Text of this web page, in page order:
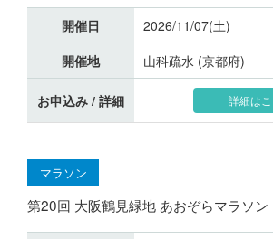
開催日
2026/11/07(土)
開催地
山科疏水 (京都府)
お申込み / 詳細 詳細は
マラソン
第20回 大阪鶴見緑地 あおぞらマラソン